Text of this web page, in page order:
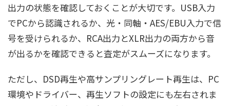
出力の状態を確認しておくことが大切です。USB入力
でPCから認識されるか、光・同軸・AES/EBU入力で信
号を受けられるか、RCA出力とXLR出力の両方から音
が出るかを確認できると査定がスムーズになります。
ただし、DSD再生や高サンプリングレート再生は、PC
環境やドライバー、再生ソフトの設定にも左右されま